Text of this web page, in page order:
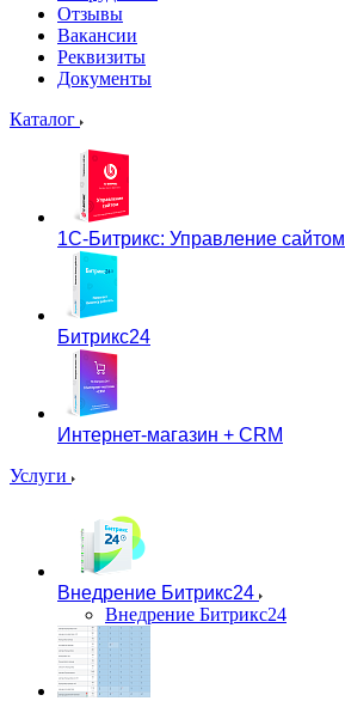
Отзывы
Вакансии
Реквизиты
Документы
Каталог
1С-Битрикс: Управление сайтом
Битрикс24
Интернет-магазин + CRM
Услуги
Внедрение Битрикс24
Внедрение Битрикс24